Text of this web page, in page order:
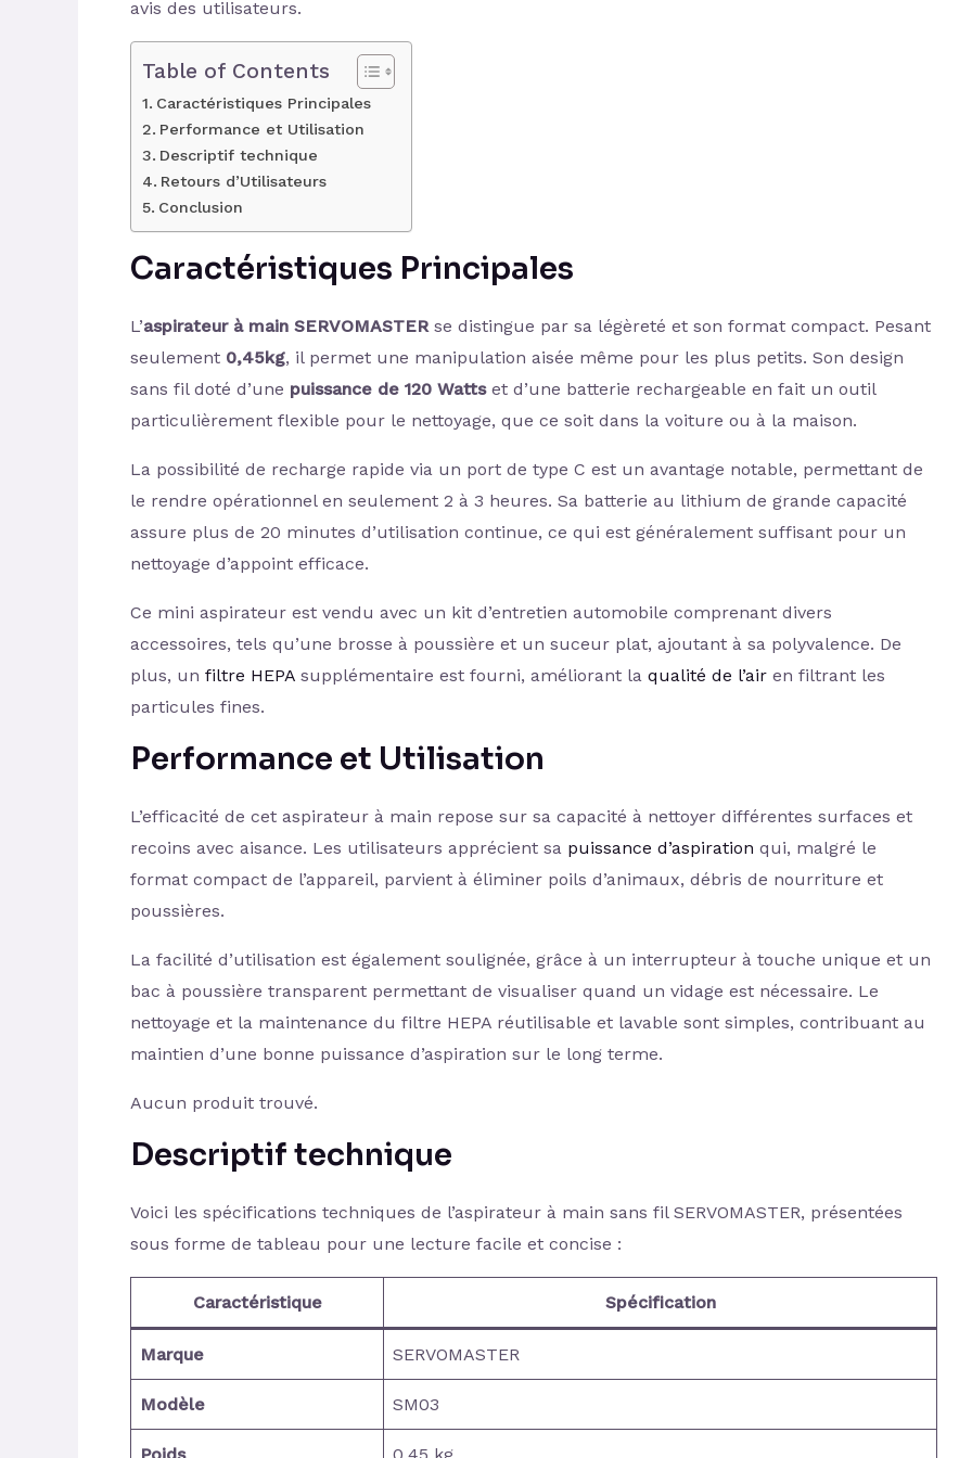
avis des utilisateurs.
Table of Contents
Caractéristiques Principales
Performance et Utilisation
Descriptif technique
Retours d’Utilisateurs
Conclusion
Caractéristiques Principales
L’aspirateur à main SERVOMASTERse distingue par sa légèreté et son format compact. Pesant
seulement 0,45kg, il permet une manipulation aisée même pour les plus petits. Son design
sans fil doté d’une puissance de 120 Wattset d’une batterie rechargeable en fait un outil
particulièrement flexible pour le nettoyage, que ce soit dans la voiture ou à la maison.
La possibilité de recharge rapide via un port de type C est un avantage notable, permettant de
le rendre opérationnel en seulement 2 à 3 heures. Sa batterie au lithium de grande capacité
assure plus de 20 minutes d’utilisation continue, ce qui est généralement suffisant pour un
nettoyage d’appoint efficace.
Ce mini aspirateur est vendu avec un kit d’entretien automobile comprenant divers
accessoires, tels qu’une brosse à poussière et un suceur plat, ajoutant à sa polyvalence. De
plus, un filtre HEPA supplémentaire est fourni, améliorant la qualité de l’air en filtrant les
particules fines.
Performance et Utilisation
L’efficacité de cet aspirateur à main repose sur sa capacité à nettoyer différentes surfaces et
recoins avec aisance. Les utilisateurs apprécient sa puissance d’aspiration qui, malgré le
format compact de l’appareil, parvient à éliminer poils d’animaux, débris de nourriture et
poussières.
La facilité d’utilisation est également soulignée, grâce à un interrupteur à touche unique et un
bac à poussière transparent permettant de visualiser quand un vidage est nécessaire. Le
nettoyage et la maintenance du filtre HEPA réutilisable et lavable sont simples, contribuant au
maintien d’une bonne puissance d’aspiration sur le long terme.
Aucun produit trouvé.
Descriptif technique
Voici les spécifications techniques de l’aspirateur à main sans fil SERVOMASTER, présentées
sous forme de tableau pour une lecture facile et concise :
Caractéristique Spécification
Marque SERVOMASTER
Modèle SM03